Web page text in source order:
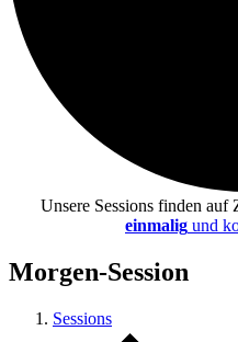
Unsere Sessions finden auf
einmalig und
Morgen-Session
Sessions